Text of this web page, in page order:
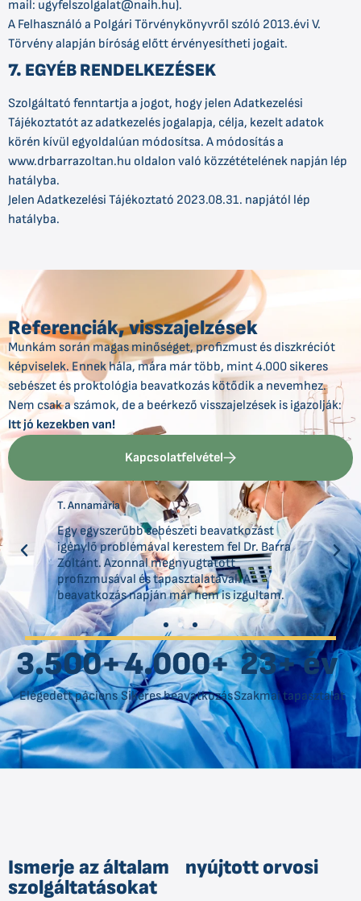
mail: ugyfelszolgalat@naih.hu).
A Felhasználó a Polgári Törvénykönyvről szóló 2013.évi V.
Törvény alapján bíróság előtt érvényesítheti jogait.
7. EGYÉB RENDELKEZÉSEK
Szolgáltató fenntartja a jogot, hogy jelen Adatkezelési
Tájékoztatót az adatkezelés jogalapja, célja, kezelt adatok
körén kívül egyoldalúan módosítsa. A módosítás a
www.drbarrazoltan.hu oldalon való közzétételének napján lép
hatályba.
Jelen Adatkezelési Tájékoztató 2023.08.31. napjától lép
hatályba.
Referenciák, visszajelzések
Munkám során magas minőséget, profizmust és diszkréciót
képviselek. Ennek hála, mára már több, mint 4.000 sikeres
sebészet és proktológia beavatkozás kötődik a nevemhez.
Nem csak a számok, de a beérkező visszajelzések is igazolják:
Itt jó kezekben van!
Kapcsolatfelvétel
T. Annamária
Egy egyszerűbb sebészeti beavatkozást
igénylő problémával kerestem fel Dr. Barra
Zoltánt. Azonnal megnyugtatott
profizmusával és tapasztalatával. A
beavatkozás napján már nem is izgultam.
Elégedett páciens
3.500+
Sikeres beavatkozás
4.000+
Szakmai tapasztalat
23+ év
Ismerje az általam nyújtott orvosi
szolgáltatásokat